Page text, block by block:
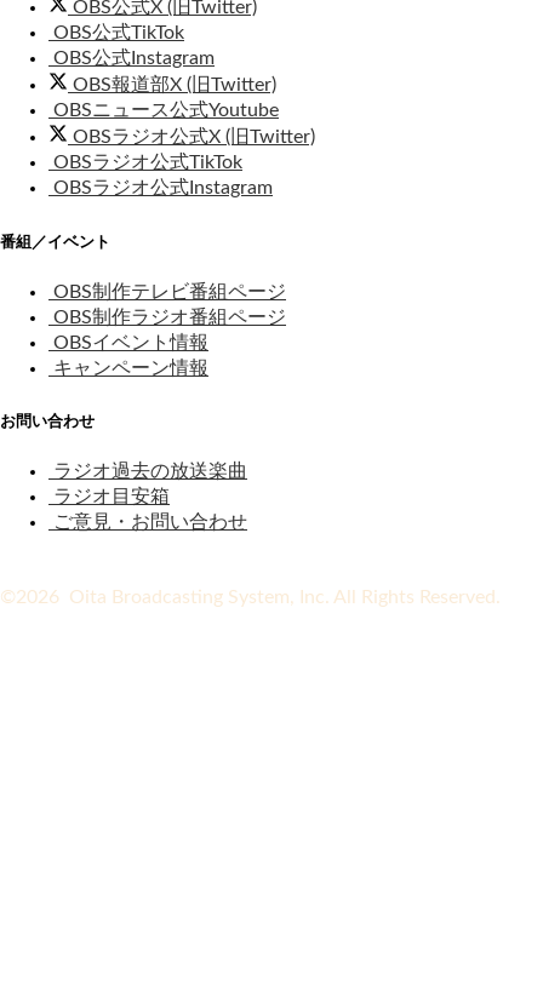
OBS公式X (旧Twitter)
OBS公式TikTok
OBS公式Instagram
OBS報道部X (旧Twitter)
OBSニュース公式Youtube
OBSラジオ公式X (旧Twitter)
OBSラジオ公式TikTok
OBSラジオ公式Instagram
番組／イベント
OBS制作テレビ番組ページ
OBS制作ラジオ番組ページ
OBSイベント情報
キャンペーン情報
お問い合わせ
ラジオ過去の放送楽曲
ラジオ目安箱
ご意見・お問い合わせ
©2026 Oita Broadcasting System, Inc. All Rights Reserved.